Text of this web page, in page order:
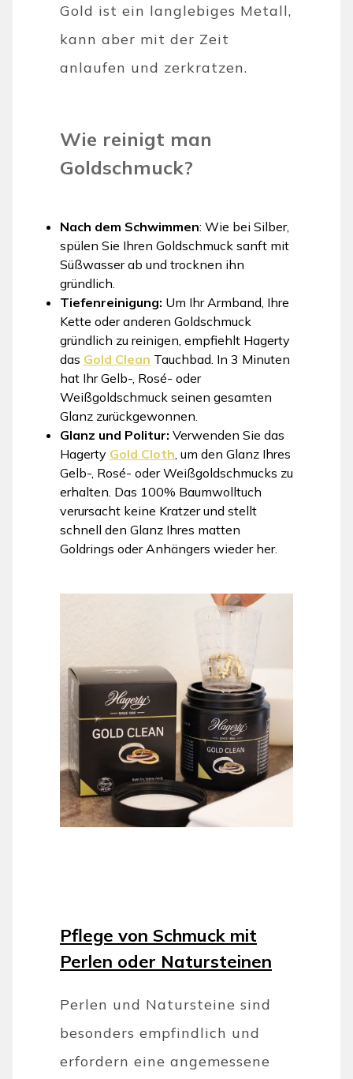
Gold ist ein langlebiges Metall,
kann aber mit der Zeit
anlaufen und zerkratzen.
Wie reinigt man
Goldschmuck?
Nach dem Schwimmen: Wie bei Silber,
spülen Sie Ihren Goldschmuck sanft mit
Süßwasser ab und trocknen ihn
gründlich.
Tiefenreinigung: Um Ihr Armband, Ihre
Kette oder anderen Goldschmuck
gründlich zu reinigen, empfiehlt Hagerty
das Gold Clean Tauchbad. In 3 Minuten
hat Ihr Gelb-, Rosé- oder
Weißgoldschmuck seinen gesamten
Glanz zurückgewonnen.
Glanz und Politur: Verwenden Sie das
Hagerty Gold Cloth , um den Glanz Ihres
Gelb-, Rosé- oder Weißgoldschmucks zu
erhalten. Das 100% Baumwolltuch
verursacht keine Kratzer und stellt
schnell den Glanz Ihres matten
Goldrings oder Anhängers wieder her.
Pflege von Schmuck mit
Perlen oder Natursteinen
Perlen und Natursteine sind
besonders empfindlich und
erfordern eine angemessene